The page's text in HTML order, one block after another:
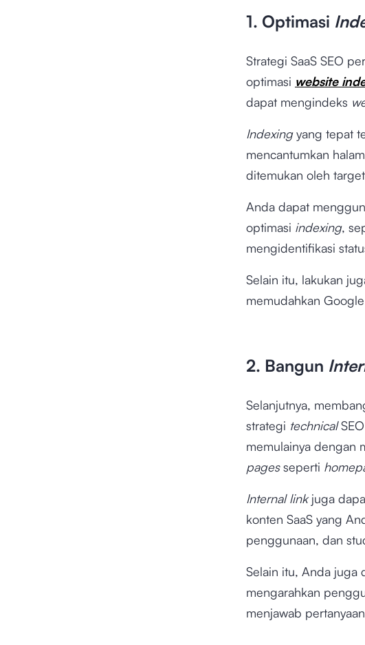
1. Optimasi
Strategi SaaS SEO
optimasi website
dapat mengindeks
Indexingyang tepat
mencantumkan
ditemukan oleh
Anda dapat
optimasi indexing,
mengidentifikasi
Selain itu, lakukan
memudahkan
2. Bangun
Selanjutnya,
strategi technical
memulainya dengan
pagesseperti
Internal linkjuga
konten SaaS yang
penggunaan, dan
Selain itu, Anda juga
mengarahkan
menjawab